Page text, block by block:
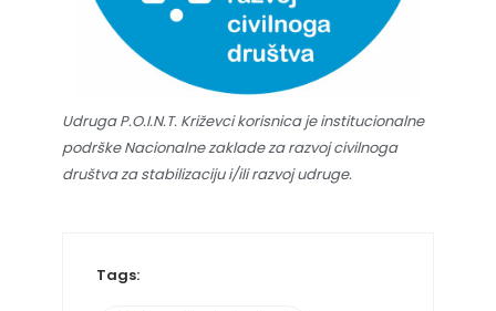
Udruga P.O.I.N.T. Križevci korisnica je institucionalne
podrške Nacionalne zaklade za razvoj civilnoga
društva za stabilizaciju i/ili razvoj udruge.
Tags: